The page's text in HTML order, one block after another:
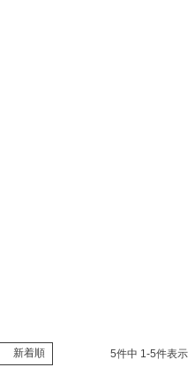
新着順 5件中 1-5件表示